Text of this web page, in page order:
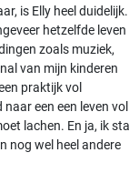
is Elly heel duidelijk.
hetzelfde leven
zoals muziek,
van mijn kinderen
praktijk vol
een een leven vol
lachen. En ja, ik sta
nog wel heel andere